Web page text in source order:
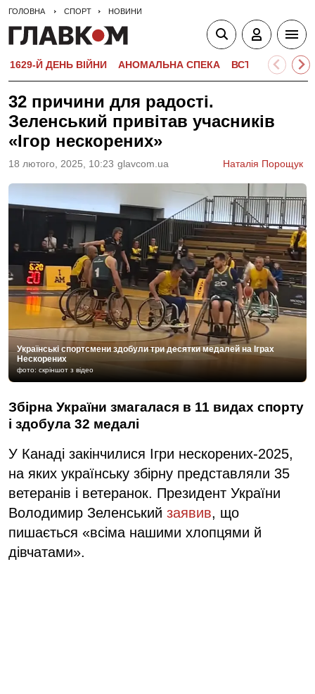
ГОЛОВНА СПОРТ НОВИНИ
1629-Й ДЕНЬ ВІЙНИ АНОМАЛЬНА СПЕКА ВСТУПНА
32 причини для радості.
Зеленський привітав учасників
«Ігор нескорених»
18 лютого, 2025, 10:23 glavcom.ua Наталія Порощук
Українські спортсмени здобули три десятки медалей на Іграх
Нескорених
фото: скріншот з відео
Збірна України змагалася в 11 видах спорту
і здобула 32 медалі
У Канаді закінчилися Ігри нескорених-2025,
на яких українську збірну представляли 35
ветеранів і ветеранок. Президент України
Володимир Зеленський заявив, що
пишається «всіма нашими хлопцями й
дівчатами».